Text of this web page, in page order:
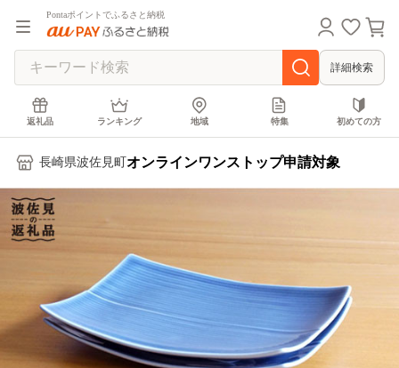
Pontaポイントでふるさと納税
詳細検索
返礼品 ランキング 地域 特集 初めての方
長崎県波佐見町 オンラインワンストップ申請対象